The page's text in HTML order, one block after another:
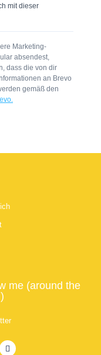
mit dieser
Marketing-
absendest,
dass die von dir
an Brevo
gemäß den
me (around the